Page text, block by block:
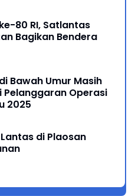
80 RI, Satlantas
Bagikan Bendera
Bawah Umur Masih
Pelanggaran Operasi
2025
di Plaosan